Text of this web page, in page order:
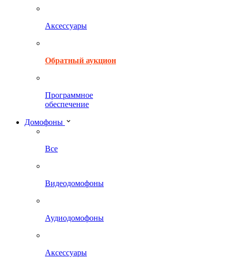
Аксессуары
Обратный аукцион
Программное
обеспечение
Домофоны
Все
Видеодомофоны
Аудиодомофоны
Аксессуары